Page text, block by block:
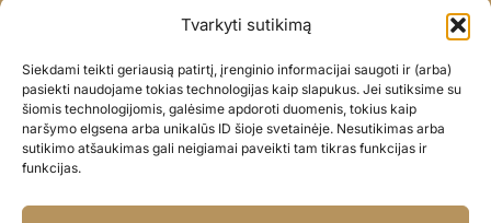
Tvarkyti sutikimą
Siekdami teikti geriausią patirtį, įrenginio informacijai saugoti ir (arba)
pasiekti naudojame tokias technologijas kaip slapukus. Jei sutiksime su
šiomis technologijomis, galėsime apdoroti duomenis, tokius kaip
naršymo elgsena arba unikalūs ID šioje svetainėje. Nesutikimas arba
sutikimo atšaukimas gali neigiamai paveikti tam tikras funkcijas ir
funkcijas.
Didmena
Darbų portfolio
Privatumo politika
Parduotuvės politika